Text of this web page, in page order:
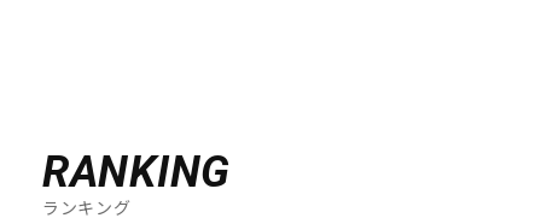
RANKING
ランキング